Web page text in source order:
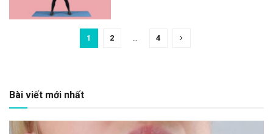
1 2 … 4
Bài viết mới nhất